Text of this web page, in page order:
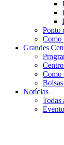
Ponto
Como
Grandes
Como
Notícias
Todas